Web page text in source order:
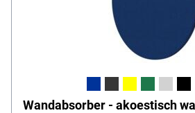
Wandabsorber - akoestisch